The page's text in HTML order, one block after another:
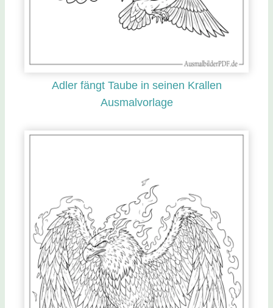
Adler fängt Taube in seinen Krallen
Ausmalvorlage